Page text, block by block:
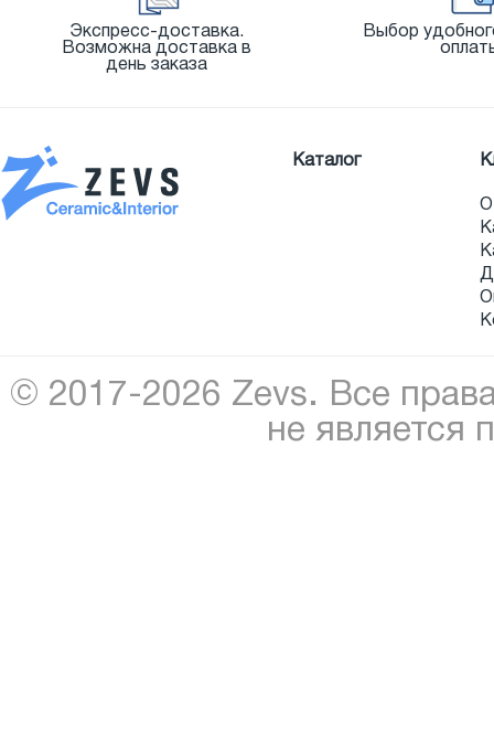
Экспресс-доставка.
Возможна доставка в
день заказа
Выбор
Каталог
О
© 2017-2026 Zevs. Все
не является